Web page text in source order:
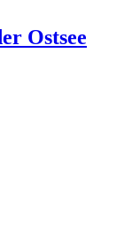
Ostsee